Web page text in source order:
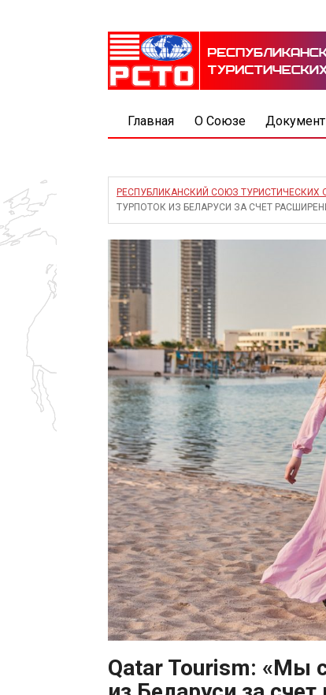
Главная О Союзе
РЕСПУБЛИКАНСКИЙ СОЮЗ ТУРИСТИЧЕСКИХ
ТУРПОТОК ИЗ БЕЛАРУСИ ЗА СЧЕТ
Qatar Tourism: «Мы